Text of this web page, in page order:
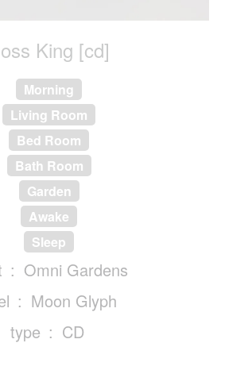
King [cd]
Morning
Living Room
Bed Room
Bath Room
Garden
Awake
Sleep
Omni Gardens
Moon Glyph
type
CD